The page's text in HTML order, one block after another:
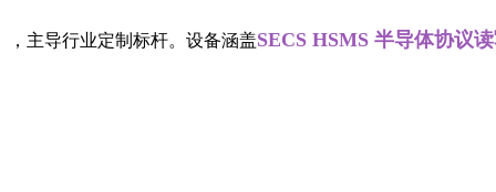
行业定制标杆。设备涵盖SECS HSMS 半导体协议读写器